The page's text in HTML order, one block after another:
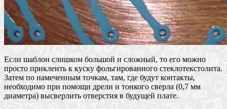
Если шаблон слишком большой и сложный, то его можно
просто приклеить к куску фольгированного стеклотекстолита.
Затем по намеченным точкам, там, где будут контакты,
необходимо при помощи дрели и тонкого сверла (0,7 мм
диаметра) высверлить отверстия в будущей плате.